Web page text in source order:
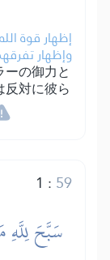
إظهار قوة
وإظهار
の御力と
対に彼ら
1 : 59
سَبَّحَ لِلَّهِ